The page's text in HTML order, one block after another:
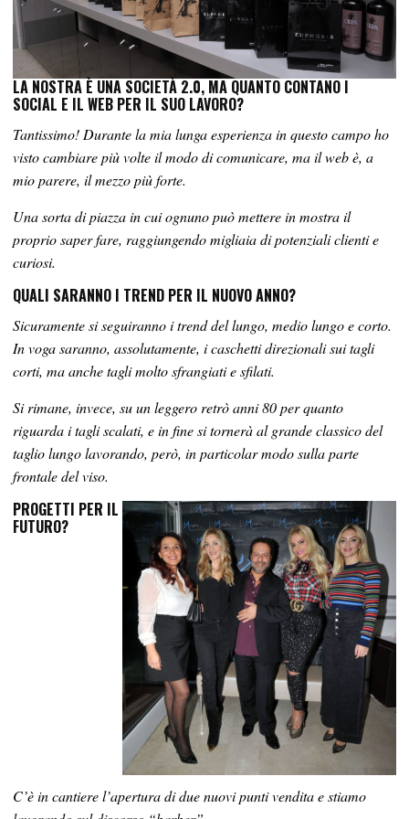
LA NOSTRA È UNA SOCIETÀ 2.0, MA QUANTO CONTANO I
SOCIAL E IL WEB PER IL SUO LAVORO?
Tantissimo! Durante la mia lunga esperienza in questo campo ho
visto cambiare più volte il modo di comunicare, ma il web è, a
mio parere, il mezzo più forte.
Una sorta di piazza in cui ognuno può mettere in mostra il
proprio saper fare, raggiungendo migliaia di potenziali clienti e
curiosi.
QUALI SARANNO I TREND PER IL NUOVO ANNO?
Sicuramente si seguiranno i trend del lungo, medio lungo e corto.
In voga saranno, assolutamente, i caschetti direzionali sui tagli
corti, ma anche tagli molto sfrangiati e sfilati.
Si rimane, invece, su un leggero retrò anni 80 per quanto
riguarda i tagli scalati, e in fine si tornerà al grande classico del
taglio lungo lavorando, però, in particolar modo sulla parte
frontale del viso.
PROGETTI PER IL
FUTURO?
C’è in cantiere l’apertura di due nuovi punti vendita e stiamo